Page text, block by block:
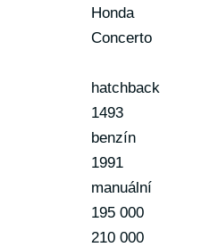
Honda
Concerto
hatchback
1493
benzín
1991
manuální
195 000
210 000